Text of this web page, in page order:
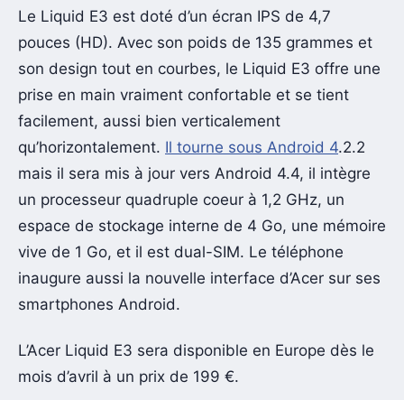
Le Liquid E3 est doté d’un écran IPS de 4,7
pouces (HD). Avec son poids de 135 grammes et
son design tout en courbes, le Liquid E3 offre une
prise en main vraiment confortable et se tient
facilement, aussi bien verticalement
qu’horizontalement. Il tourne sous Android 4.2.2
mais il sera mis à jour vers Android 4.4, il intègre
un processeur quadruple coeur à 1,2 GHz, un
espace de stockage interne de 4 Go, une mémoire
vive de 1 Go, et il est dual-SIM. Le téléphone
inaugure aussi la nouvelle interface d’Acer sur ses
smartphones Android.
L’Acer Liquid E3 sera disponible en Europe dès le
mois d’avril à un prix de 199 €.